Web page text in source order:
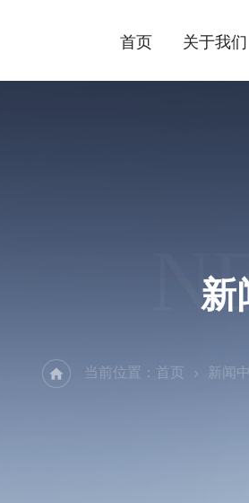
首页 关于我们
新
当前位置： 首页 新闻